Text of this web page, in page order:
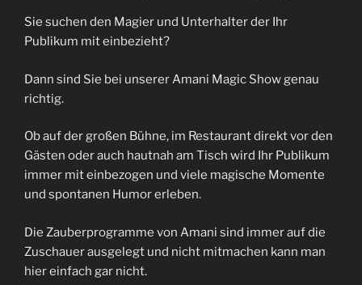
Sie suchen den Magier und Unterhalter der Ihr
Publikum mit einbezieht?
Dann sind Sie bei unserer Amani Magic Show genau
richtig.
Ob auf der großen Bühne, im Restaurant direkt vor den
Gästen oder auch hautnah am Tisch wird Ihr Publikum
immer mit einbezogen und viele magische Momente
und spontanen Humor erleben.
Die Zauberprogramme von Amani sind immer auf die
Zuschauer ausgelegt und nicht mitmachen kann man
hier einfach gar nicht.